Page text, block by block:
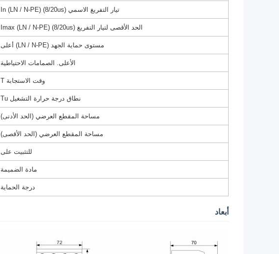
تيار التفريغ الاسمي (8/20us) (LN / N-PE) In
الحد الأقصى لتيار التفريغ (8/20us) (LN / N-PE) Imax
مستوى حماية الجهد (LN / N-PE) أعلى
الأعلى. الصمامات الاحتياطية
وقت الاستجابة T
نطاق درجة حرارة التشغيل Tu
مساحة المقطع العرضي (الحد الأدنى)
مساحة المقطع العرضي (الحد الأقصى)
للتثبيت على
مادة الضميمة
درجة الحماية
أبعاد